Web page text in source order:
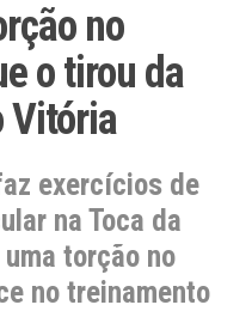
no
o tirou da
Vitória
exercícios de
na Toca da
torção no
no treinamento